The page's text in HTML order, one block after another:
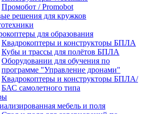
Промобот / Promobot
решения для кружков
для образования
Квадрокоптеры и конструкторы БПЛА
Кубы и трассы для полётов БПЛА
Оборудовании для обучения по
программе "Управление дронами"
Квадрокоптеры и конструкторы БПЛА/
БАС самолетного типа
мебель и поля